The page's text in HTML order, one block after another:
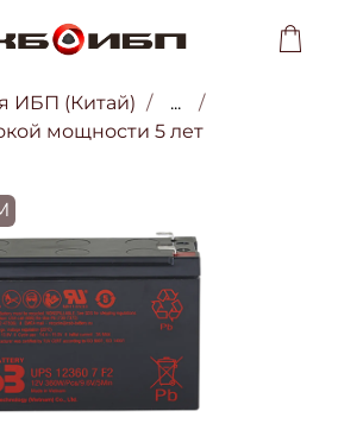
ИБП (Китай)
...
мощности 5 лет